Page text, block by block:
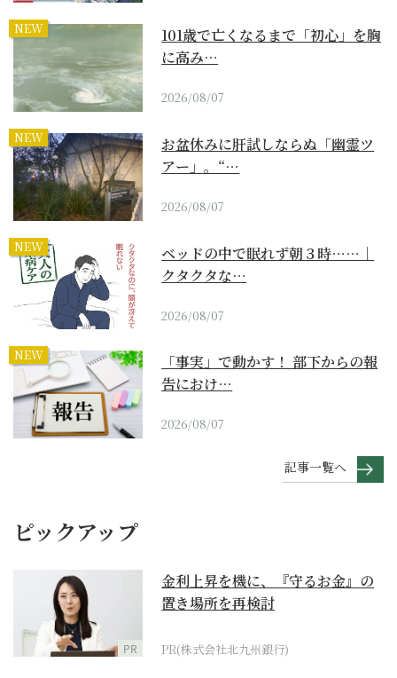
NEW
101歳で亡くなるまで「初心」を胸
に高み…
2026/08/07
NEW
お盆休みに肝試しならぬ「幽霊ツ
アー」。“…
2026/08/07
NEW
ベッドの中で眠れず朝３時……｜
クタクタな…
2026/08/07
NEW
「事実」で動かす！ 部下からの報
告におけ…
2026/08/07
記事一覧へ
ピックアップ
PR
金利上昇を機に、『守るお金』の
置き場所を再検討
PR(株式会社北九州銀行)